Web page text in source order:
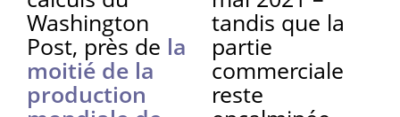
Washington
Post, près de la
moitié de la
production
tandis que la
partie
commerciale
reste